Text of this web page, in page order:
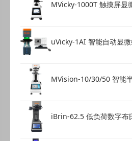
MVicky-1000T 触摸屏显
uVicky-1AI 智能自动显
MVision-10/30/50 智能
iBrin-62.5 低负荷数字布